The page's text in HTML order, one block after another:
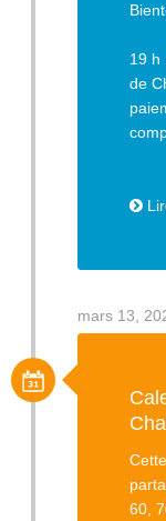
19 h
de
mars 13,
60,